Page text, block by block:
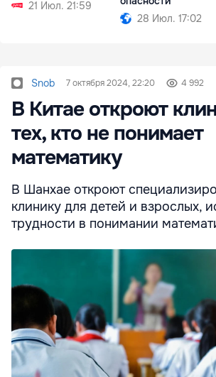
21 Июл. 21:59
28 Июл. 17:02
Snob 7 октября 2024, 22:20 4 992
В Китае откроют
тех, кто не понимает
математику
В Шанхае откроют
клинику для детей и взрослых,
трудности в понимании